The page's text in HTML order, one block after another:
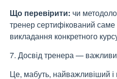
Що перевірити: чи
тренер сертифікований
викладання конкретного
7. Досвід тренера —
Це, мабуть, найважливіший